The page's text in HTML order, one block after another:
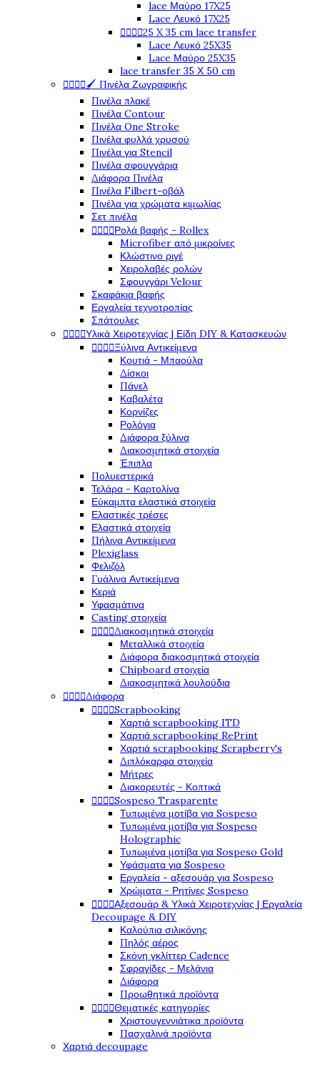
lace Μαύρο 17X25
Lace Λευκό 17X25
   25 X 35 cm lace transfer
Lace Λευκό 25X35
Lace Μαύρο 25X35
lace transfer 35 Χ 50 cm
   🖌️ Πινέλα Ζωγραφικής
Πινέλα πλακέ
Πινέλα Contour
Πινέλα One Stroke
Πινέλα φυλλά χρυσού
Πινέλα για Stencil
Πινέλα σφουγγάρια
Διάφορα Πινέλα
Πινέλα Filbert-οβάλ
Πινέλα για χρώματα κιμωλίας
Σετ πινέλα
   Ρολά βαφής - Rollex
Microfiber από μικροίνες
Κλώστινο ριγέ
Χειρολαβές ρολών
Σφουγγάρι Velour
Σκαφάκια βαφής
Εργαλεία τεχνοτροπίας
Σπάτουλες
   Υλικά Χειροτεχνίας | Είδη DIY & Κατασκευών
   Ξύλινα Αντικείμενα
Κουτιά - Μπαούλα
Δίσκοι
Πάνελ
Καβαλέτα
Κορνίζες
Ρολόγια
Διάφορα ξύλινα
Διακοσμητικά στοιχεία
Έπιπλα
Πολυεστερικά
Τελάρα - Καρτολίνα
Εύκαμπτα ελαστικά στοιχεία
Ελαστικές τρέσες
Ελαστικά στοιχεία
Πήλινα Αντικείμενα
Plexiglass
Φελιζόλ
Γυάλινα Αντικείμενα
Κεριά
Υφασμάτινα
Casting στοιχεία
   Διακοσμητικά στοιχεία
Μεταλλικά στοιχεία
Διάφορα διακοσμητικά στοιχεία
Chipboard στοιχεία
Διακοσμητικά λουλούδια
   Διάφορα
   Scrapbooking
Χαρτιά scrapbooking ITD
Χαρτιά scrapbooking RePrint
Χαρτιά scrapbooking Scrapberry's
Διπλόκαρφα στοιχεία
Μήτρες
Διακορευτές - Κοπτικά
   Sospeso Trasparente
Τυπωμένα μοτίβα για Sospeso
Τυπωμένα μοτίβα για Sospeso
Holographic
Τυπωμένα μοτίβα για Sospeso Gold
Υφάσματα για Sospeso
Εργαλεία - αξεσουάρ για Sospeso
Χρώματα - Ρητίνες Sospeso
   Αξεσουάρ & Υλικά Χειροτεχνίας | Εργαλεία
Decoupage & DIY
Καλούπια σιλικόνης
Πηλός αέρος
Σκόνη γκλίττερ Cadence
Σφραγίδες - Μελάνια
Διάφορα
Προωθητικά προϊόντα
   Θεματικές κατηγορίες
Χριστουγεννιάτικα προϊόντα
Πασχαλινά προϊόντα
Χαρτιά decoupage